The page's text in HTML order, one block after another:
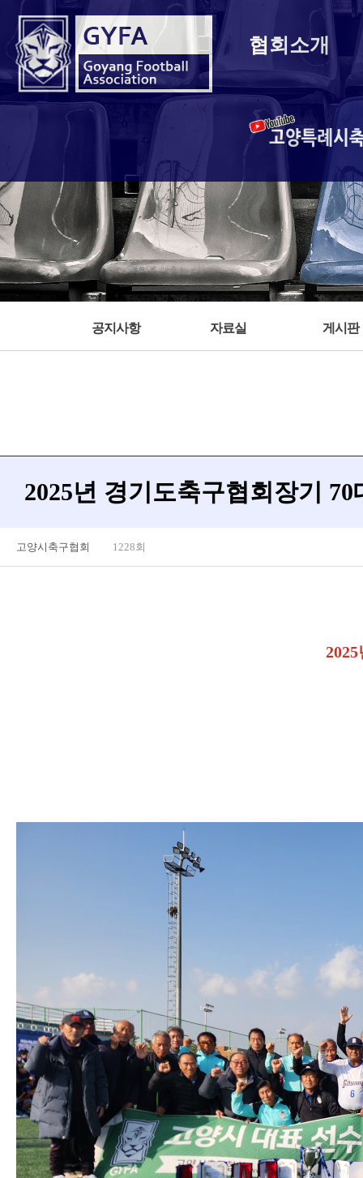
협회소개
고양특례시
공지사항 자료실 게시판
2025년 경기도축구협회장기
고양시축구협회 1228회